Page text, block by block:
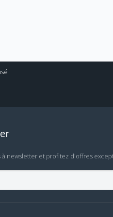
à newsletter et profitez d'offres